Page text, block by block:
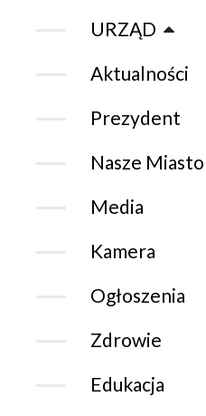
URZĄD
Aktualności
Prezydent
Nasze Miasto
Media
Kamera
Ogłoszenia
Zdrowie
Edukacja